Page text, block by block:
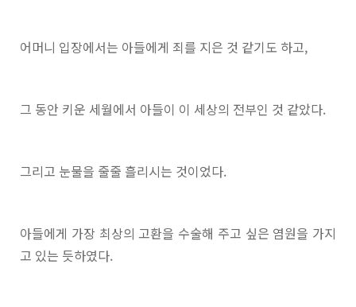
어머니 입장에서는 아들에게 죄를 지은 것 같기도 하고,
그 동안 키운 세월에서 아들이 이 세상의 전부인 것 같았다.
그리고 눈물을 줄줄 흘리시는 것이었다.
아들에게 가장 최상의 고환을 수술해 주고 싶은 염원을 가지
고 있는 듯하였다.